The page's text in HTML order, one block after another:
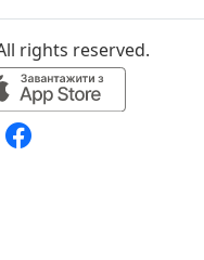
rights reserved.